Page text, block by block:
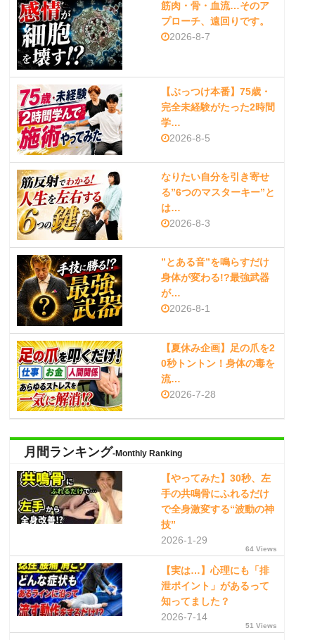
筋肉・骨・血流…そのア
プローチ、遠回りです。
2026-8-7
【ぶっつけ本番】75歳・
完全未経験がたった2時間
学…
2026-8-5
なりたい自分を引き寄せ
る”6つのマスターキー”と
は…
2026-8-3
”とある音”を鳴らすだけ
身体が変わる!?最強武器
が…
2026-8-1
【夏休み企画】足の爪を2
0秒トントン！身体の毒を
流…
2026-7-28
月間ランキング-Monthly Ranking
【やってみた】30秒、左
手の共鳴骨にふれるだけ
で全身激変する“波動の神
技”
2026-1-29
64 Views
【実は…】心理にも「排
泄ポイント」があるって
知ってました？
2026-7-14
51 Views